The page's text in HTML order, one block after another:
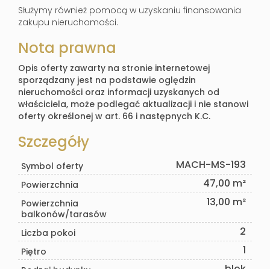
Służymy również pomocą w uzyskaniu finansowania
zakupu nieruchomości.
Nota prawna
Opis oferty zawarty na stronie internetowej
sporządzany jest na podstawie oględzin
nieruchomości oraz informacji uzyskanych od
właściciela, może podlegać aktualizacji i nie stanowi
oferty określonej w art. 66 i następnych K.C.
Szczegóły
Symbol oferty MACH-MS-193
Powierzchnia 47,00 m²
Powierzchnia
balkonów/tarasów
13,00 m²
Liczba pokoi 2
Piętro 1